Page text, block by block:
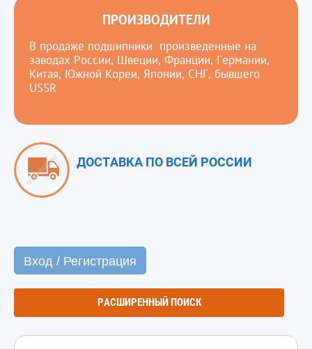
ПРОИЗВОДИТЕЛИ
В продаже подшипники произведенные на
заводах России, Швеции, Франции, Германии,
Китая, Южной Кореи, Японии, СНГ, бывшего
USSR
ДОСТАВКА ПО ВСЕЙ РОССИИ
Вход / Регистрация
РАСШИРЕННЫЙ ПОИСК